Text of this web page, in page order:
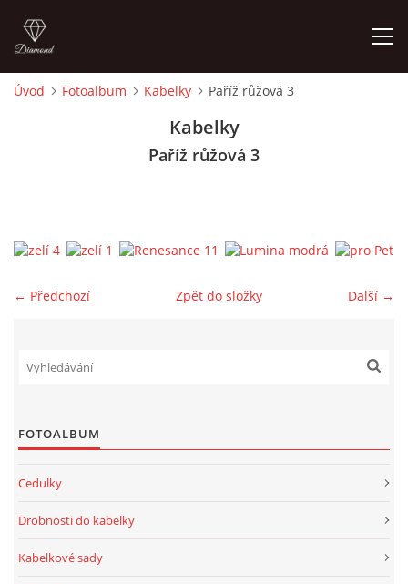
Úvod Fotoalbum Kabelky Paříž růžová 3
Kabelky
Paříž růžová 3
← Předchozí Další →
Zpět do složky
FOTOALBUM
Cedulky
Drobnosti do kabelky
Kabelkové sady